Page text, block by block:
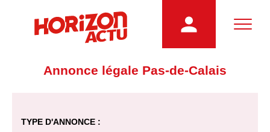
Annonce légale Pas-de-Calais
TYPE D'ANNONCE :